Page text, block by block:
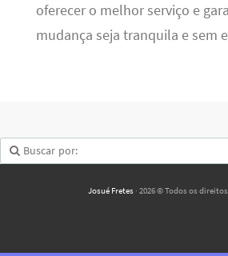
oferecer o melhor serviço e
mudança seja tranquila e sem
Josué Fretes · 2026 © Todos os